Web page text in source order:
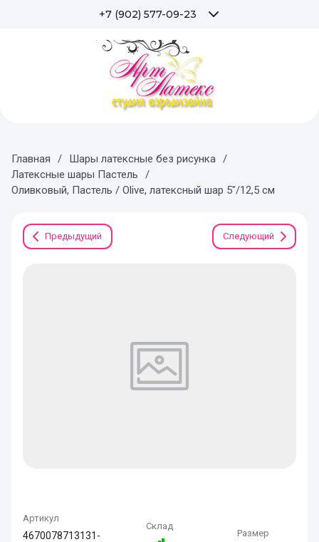
+7 (902) 577-09-23
Главная / Шары латексные без рисунка /
Латексные шары Пастель
/
Оливковый, Пастель / Olive, латексный шар 5"/12,5 см
Предыдущий Следующий
Артикул
4670078713131-
Склад
Размер